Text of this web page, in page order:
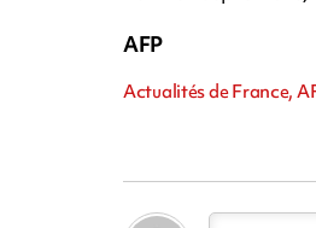
AFP
Actualités de France,